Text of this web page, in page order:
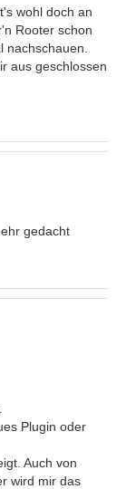
wohl doch an
Rooter schon
aus geschlossen
gedacht
Plugin oder
Auch von
wird mir das